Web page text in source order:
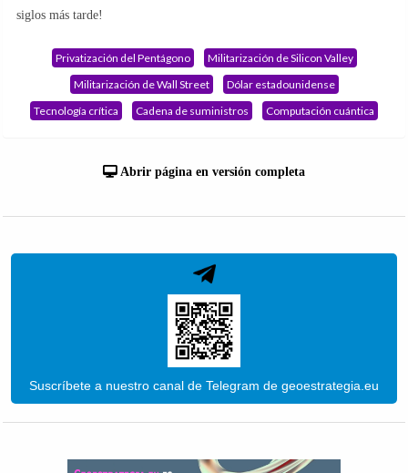
siglos más tarde!
Privatización del Pentágono
Militarización de Silicon Valley
Militarización de Wall Street
Dólar estadounidense
Tecnología crítica
Cadena de suministros Computación cuántica
Abrir página en versión completa
Suscríbete a nuestro canal de Telegram de geoestrategia.eu